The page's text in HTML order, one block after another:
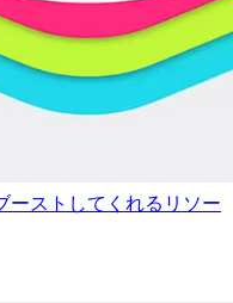
ーストしてくれるリソー